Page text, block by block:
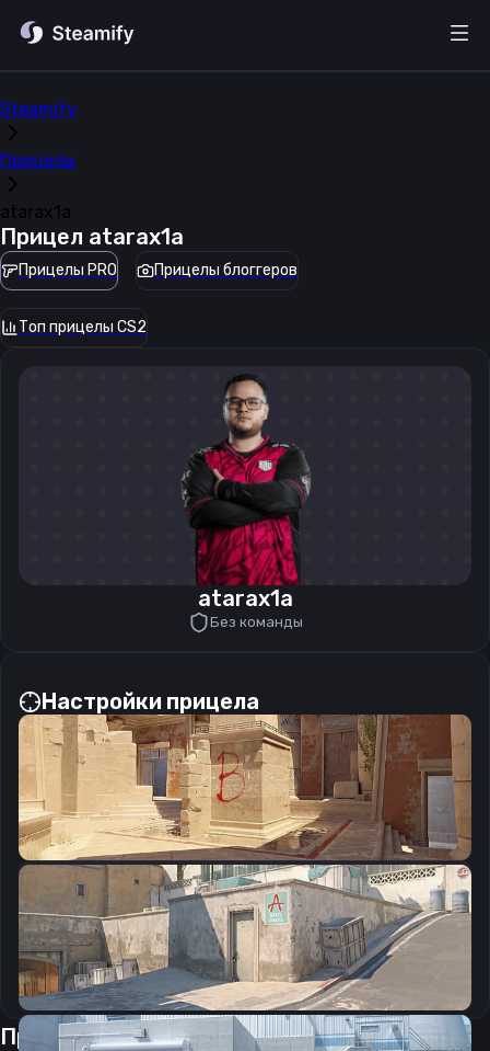
Steamify
Прицелы
atarax1a
Прицел atarax1a
Прицелы PRO Прицелы блоггеров
Топ прицелы CS2
atarax1a
Без команды
Настройки прицела
CSGO-mfw4K-CCFeq-D4pTt-3pfxZ-kSLoD
Скопировать
Прицелатараксия от 06.08.2026